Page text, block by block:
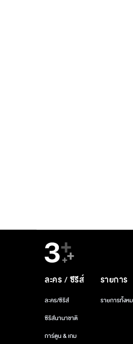
ละคร / ซีรีส์
ละคร/ซีรีส์
ซีรีส์นานาชาติ
การ์ตูน & เกม
รายการ
รายการทั้งห